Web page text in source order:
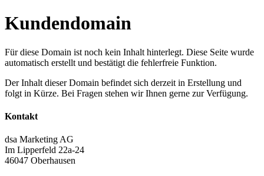
Kundendomain
Für diese Domain ist noch kein Inhalt hinterlegt. Diese Seite wurde
automatisch erstellt und bestätigt die fehlerfreie Funktion.
Der Inhalt dieser Domain befindet sich derzeit in Erstellung und
folgt in Kürze. Bei Fragen stehen wir Ihnen gerne zur Verfügung.
Kontakt
dsa Marketing AG
Im Lipperfeld 22a-24
46047 Oberhausen